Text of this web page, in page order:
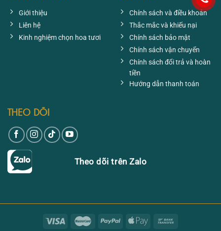
Giới thiệu
Liên hệ
Kinh nghiệm chọn hoa tươi
Chính sách và điều khoản
Thắc mắc và khiếu nại
Chính sách bảo mật
Chính sách vận chuyển
Chính sách đổi trả và hoàn
tiền
Hướng dẫn thanh toán
THEO DÕI
Theo dõi trên Zalo